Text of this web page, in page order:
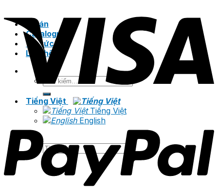
Dự án
Catalogue
Tin tức
Liên hệ
Tìm
Tiếng Việt
Tiếng Việt
English
Tìm
kiếm: